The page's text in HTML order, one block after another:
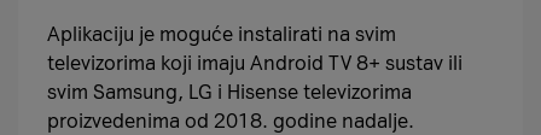
Aplikaciju je moguće instalirati na svim
televizorima koji imaju Android TV 8+ sustav ili
svim Samsung, LG i Hisense televizorima
proizvedenima od 2018. godine nadalje.